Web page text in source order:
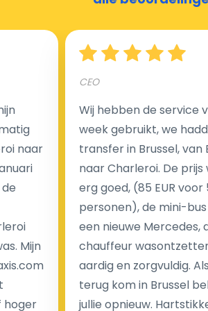
Hoeveel kost een luchthaven
Een van de meest aantrekkelijke
luchthaventaxi's is een vast tarief
tegenstelling tot traditionele taxi's
brengen wij u geen extra kosten in
nachtrit.
We hebben geen ophaaltarief of
wachttijd als uw vlucht vertraging
Kijk op onze website voor meer
transferkosten. Ons
mogelijke extra's die u kunt kiezen en
naar
Mijn
hoger
CEO
Wij hebben de service
week gebruikt, we
transfer in Brussel, van
naar Charleroi. De prijs
erg goed, (85 EUR voor
personen), de mini-
een nieuwe Mercedes,
chauffeur
aardig en zorgvuldig.
terug kom in Brussel
jullie opnieuw.